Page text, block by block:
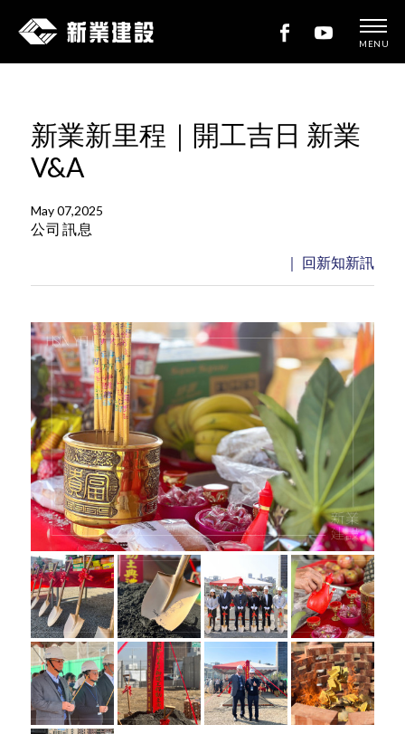
新
建
設
MENU
新業新里程｜開工吉日 新業
V&A
May 07,2025
公司訊息
｜ 回新知新訊